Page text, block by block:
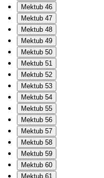
Mektub 46
Mektub 47
Mektub 48
Mektub 49
Mektub 50
Mektub 51
Mektub 52
Mektub 53
Mektub 54
Mektub 55
Mektub 56
Mektub 57
Mektub 58
Mektub 59
Mektub 60
Mektub 61